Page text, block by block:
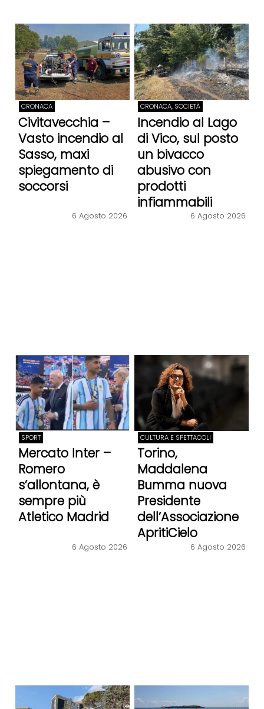
CRONACA
Civitavecchia –
Vasto incendio al
Sasso, maxi
spiegamento di
soccorsi
6 Agosto 2026
CRONACA, SOCIETÀ
Incendio al Lago
di Vico, sul posto
un bivacco
abusivo con
prodotti
infiammabili
6 Agosto 2026
SPORT
Mercato Inter –
Romero
s’allontana, è
sempre più
Atletico Madrid
6 Agosto 2026
CULTURA E SPETTACOLI
Torino,
Maddalena
Bumma nuova
Presidente
dell’Associazione
ApritiCielo
6 Agosto 2026